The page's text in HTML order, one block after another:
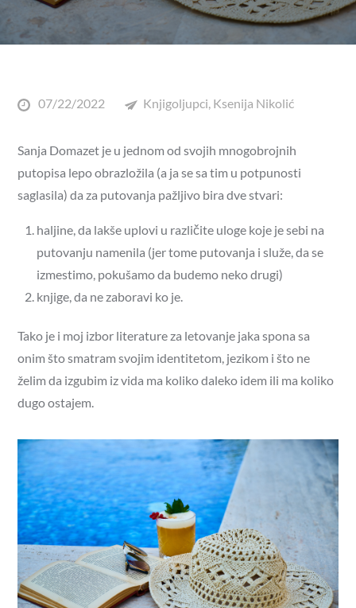
07/22/2022 Knjigoljupci, Ksenija Nikolić
Sanja Domazet je u jednom od svojih mnogobrojnih
putopisa lepo obrazložila (a ja se sa tim u potpunosti
saglasila) da za putovanja pažljivo bira dve stvari:
haljine, da lakše uplovi u različite uloge koje je sebi na
putovanju namenila (jer tome putovanja i služe, da se
izmestimo, pokušamo da budemo neko drugi)
knjige, da ne zaboravi ko je.
Tako je i moj izbor literature za letovanje jaka spona sa
onim što smatram svojim identitetom, jezikom i što ne
želim da izgubim iz vida ma koliko daleko idem ili ma koliko
dugo ostajem.